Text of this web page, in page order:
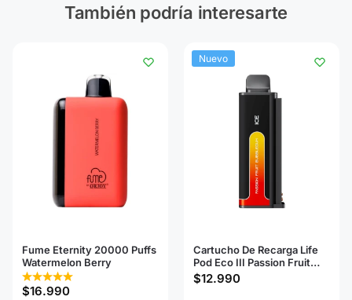
También podría interesarte
Fume Eternity 20000 Puffs
Watermelon Berry
$16.990
Nuevo
Cartucho De Recarga Life
Pod Eco III Passion Fruit
Bubblegum 20000 Puffs
$12.990